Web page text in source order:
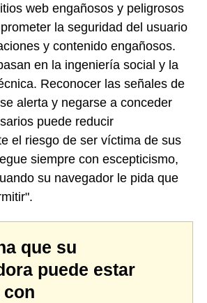
web engañosos y peligrosos
la seguridad del usuario
y contenido engañosos.
en la ingeniería social y la
Reconocer las señales de
alerta y negarse a conceder
puede reducir
el riesgo de ser víctima de sus
siempre con escepticismo,
su navegador le pida que
que su
puede estar
con